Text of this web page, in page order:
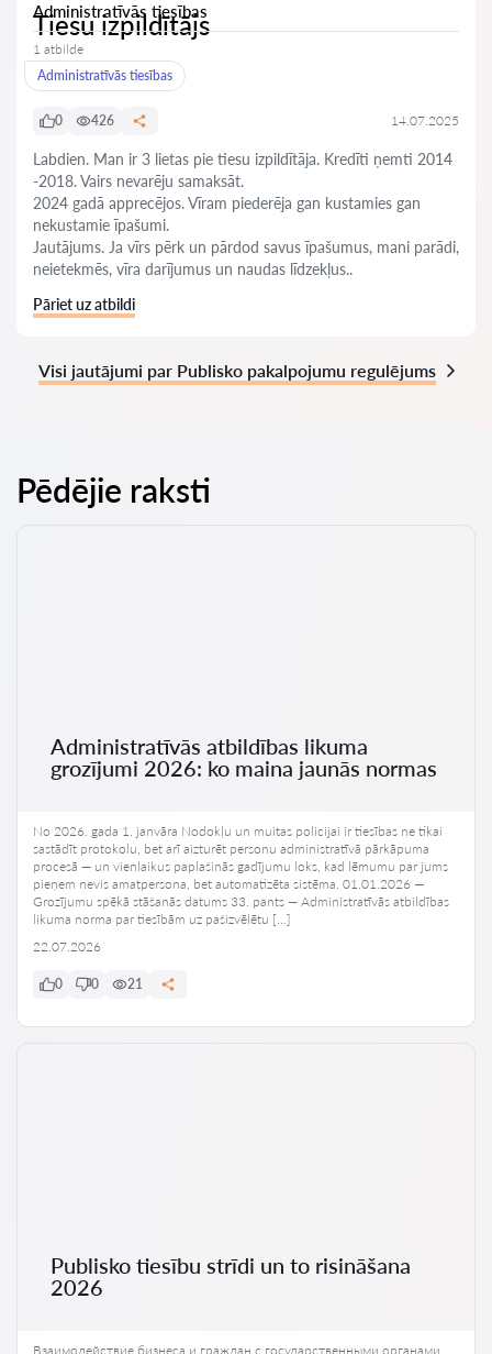
Administratīvās tiesības
Tiesu izpildītājs
1 atbilde
Administratīvās tiesības
0 426 14.07.2025
Labdien. Man ir 3 lietas pie tiesu izpildītāja. Kredīti ņemti 2014
-2018. Vairs nevarēju samaksāt.
2024 gadā apprecējos. Vīram piederēja gan kustamies gan
nekustamie īpašumi.
Jautājums. Ja vīrs pērk un pārdod savus īpašumus, mani parādi,
neietekmēs, vīra darījumus un naudas līdzekļus..
Pāriet uz atbildi
Visi jautājumi par Publisko pakalpojumu regulējums
Pēdējie raksti
Administratīvās atbildības likuma
grozījumi 2026: ko maina jaunās normas
No 2026. gada 1. janvāra Nodokļu un muitas policijai ir tiesības ne tikai
sastādīt protokolu, bet arī aizturēt personu administratīvā pārkāpuma
procesā — un vienlaikus paplašinās gadījumu loks, kad lēmumu par jums
pieņem nevis amatpersona, bet automatizēta sistēma. 01.01.2026 —
Grozījumu spēkā stāšanās datums 33. pants — Administratīvās atbildības
likuma norma par tiesībām uz pašizvēlētu […]
22.07.2026
0 0 21
Publisko tiesību strīdi un to risināšana
2026
Взаимодействие бизнеса и граждан с государственными органами